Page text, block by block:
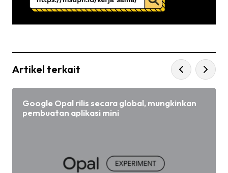
Artikel terkait
Google Opal rilis secara global, mungkinkan
pembuatan aplikasi mini